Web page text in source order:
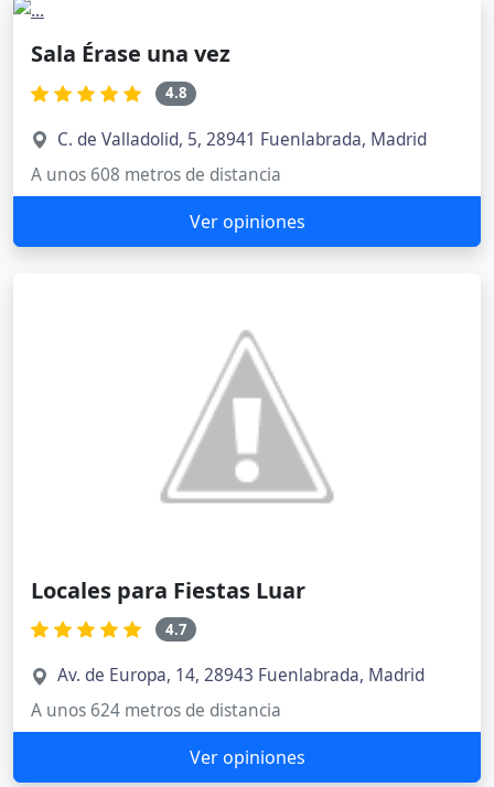
Sala Érase una vez
4.8
C. de Valladolid, 5, 28941 Fuenlabrada, Madrid
A unos 608 metros de distancia
Ver opiniones
Locales para Fiestas Luar
4.7
Av. de Europa, 14, 28943 Fuenlabrada, Madrid
A unos 624 metros de distancia
Ver opiniones